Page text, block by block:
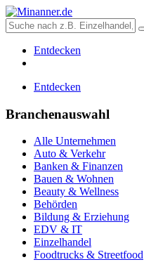
Entdecken
Entdecken
Branchenauswahl
Alle Unternehmen
Auto & Verkehr
Banken & Finanzen
Bauen & Wohnen
Beauty & Wellness
Behörden
Bildung & Erziehung
EDV & IT
Einzelhandel
Foodtrucks & Streetfood